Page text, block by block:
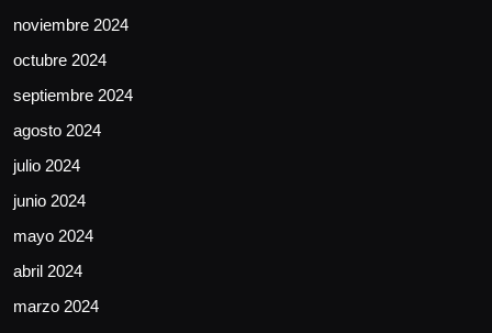
noviembre 2024
octubre 2024
septiembre 2024
agosto 2024
julio 2024
junio 2024
mayo 2024
abril 2024
marzo 2024